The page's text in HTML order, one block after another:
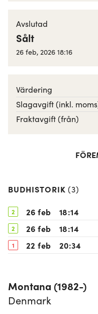
Avslutad
Sålt
26 feb, 2026 18:16
Värdering
Slagavgift (inkl.
Fraktavgift (från)
BUDHISTORIK (3)
2 26 feb 18:14
2 26 feb 18:14
1 22 feb 20:34
Montana (1982-)
Denmark